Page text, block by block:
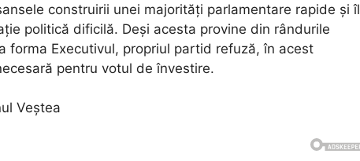
construirii unei majorități parlamentare rapide și îl
politică dificilă. Deși acesta provine din rândurile
forma Executivul, propriul partid refuză, în acest
pentru votul de învestire.
Veștea